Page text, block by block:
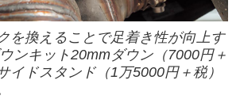
を換えることで足着き性が向上す
ンキット20mmダウン（7000円＋
イドスタンド（1万5000円＋税）